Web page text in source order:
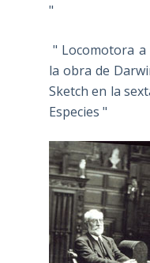
"
" Locomotora a
la obra de
Sketch en la
Especies "